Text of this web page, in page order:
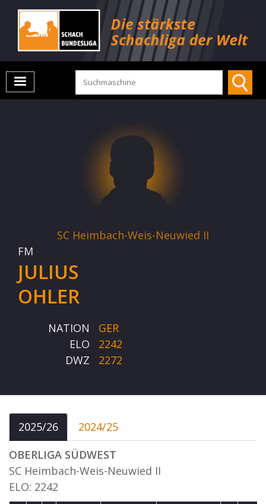
SC Heimbach-Weis-Neuwied II
FM
JULIUS
OHLER
NATION
GER
ELO
2242
DWZ
2272
2025/26
2024/25
OBERLIGA SÜDWEST
SC Heimbach-Weis-Neuwied II
ELO: 2242